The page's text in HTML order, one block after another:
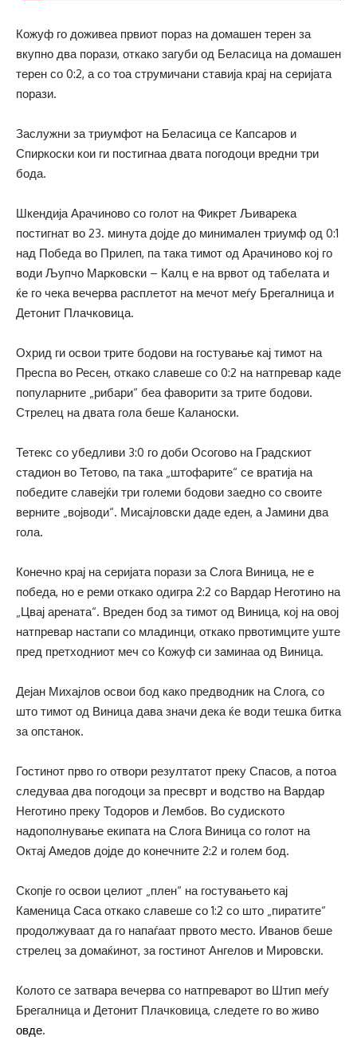
Кожуф го доживеа првиот пораз на домашен терен за
вкупно два порази, откако загуби од Беласица на домашен
терен со 0:2, а со тоа струмичани ставија крај на серијата
порази.
Заслужни за триумфот на Беласица се Капсаров и
Спиркоски кои ги постигнаа двата погодоци вредни три
бода.
Шкендија Арачиново со голот на Фикрет Љиварека
постигнат во 23. минута дојде до минимален триумф од 0:1
над Победа во Прилеп, па така тимот од Арачиново кој го
води Љупчо Марковски – Калц е на врвот од табелата и
ќе го чека вечерва расплетот на мечот меѓу Брегалница и
Детонит Плачковица.
Охрид ги освои трите бодови на гостување кај тимот на
Преспа во Ресен, откако славеше со 0:2 на натпревар каде
популарните „рибари“ беа фаворити за трите бодови.
Стрелец на двата гола беше Каланоски.
Тетекс со убедливи 3:0 го доби Осогово на Градскиот
стадион во Тетово, па така „штофарите“ се вратија на
победите славејќи три големи бодови заедно со своите
верните „војводи“. Мисајловски даде еден, а Јамини два
гола.
Конечно крај на серијата порази за Слога Виница, не е
победа, но е реми откако одигра 2:2 со Вардар Неготино на
„Цвај арената“. Вреден бод за тимот од Виница, кој на овој
натпревар настапи со младинци, откако првотимците уште
пред претходниот меч со Кожуф си заминаа од Виница.
Дејан Михајлов освои бод како предводник на Слога, со
што тимот од Виница дава значи дека ќе води тешка битка
за опстанок.
Гостинот прво го отвори резултатот преку Спасов, а потоа
следуваа два погодоци за пресврт и водство на Вардар
Неготино преку Тодоров и Лембов. Во судиското
надополнување екипата на Слога Виница со голот на
Октај Амедов дојде до конечните 2:2 и голем бод.
Скопје го освои целиот „плен“ на гостувањето кај
Каменица Саса откако славеше со 1:2 со што „пиратите“
продолжуваат да го напаѓаат првото место. Иванов беше
стрелец за домаќинот, за гостинот Ангелов и Мировски.
Колото се затвара вечерва со натпреварот во Штип меѓу
Брегалница и Детонит Плачковица, следете го во живо
овде.